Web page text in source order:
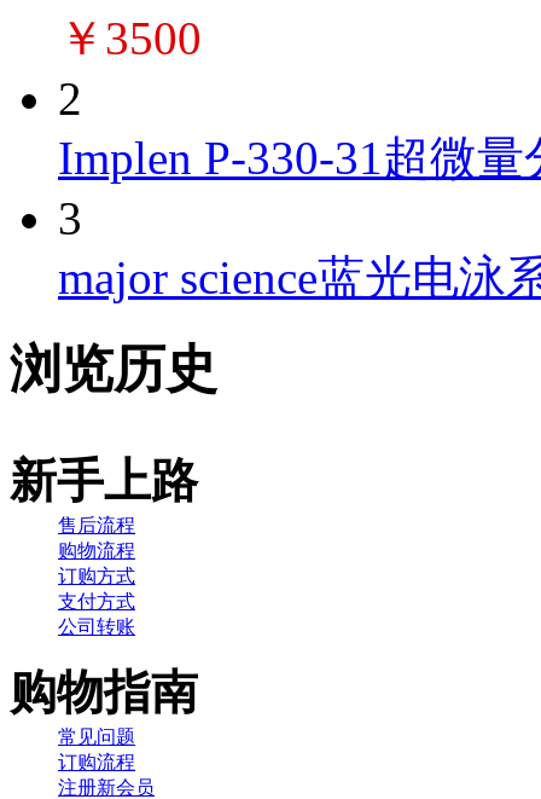
￥3500
2
Implen P-330-31超微量
3
major science蓝光电泳
浏览历史
新手上路
售后流程
购物流程
订购方式
支付方式
公司转账
购物指南
常见问题
订购流程
注册新会员